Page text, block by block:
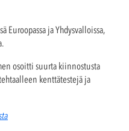
Euroopassa ja Yhdysvalloissa,
osoitti suurta kiinnostusta
kenttätestejä ja